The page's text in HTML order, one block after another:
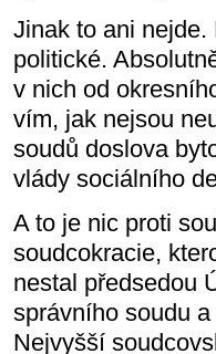
Jinak to ani
politické.
v nich od
vím, jak nejsou
soudů doslova
vlády sociálního
A to je nic proti
soudcokracie,
nestal předsedou
správního soudu
Nejvyšší